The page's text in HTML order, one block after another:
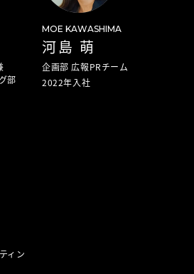
部
MOE KAWASHIMA
河島 萌
企画部 広報PRチーム
2022年入社
ィン